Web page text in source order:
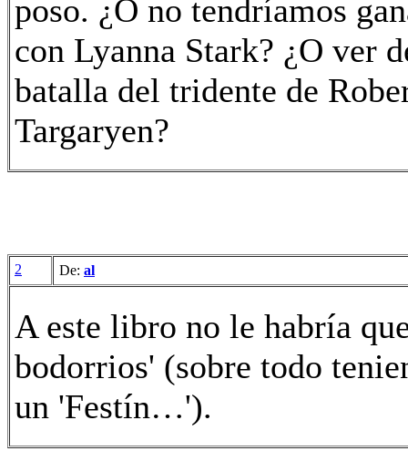
poso. ¿O no tendríamos
con Lyanna Stark? ¿O ver
batalla del tridente de
Targaryen?
2 De: al
A este libro no le habría
bodorrios' (sobre todo
un 'Festín…').